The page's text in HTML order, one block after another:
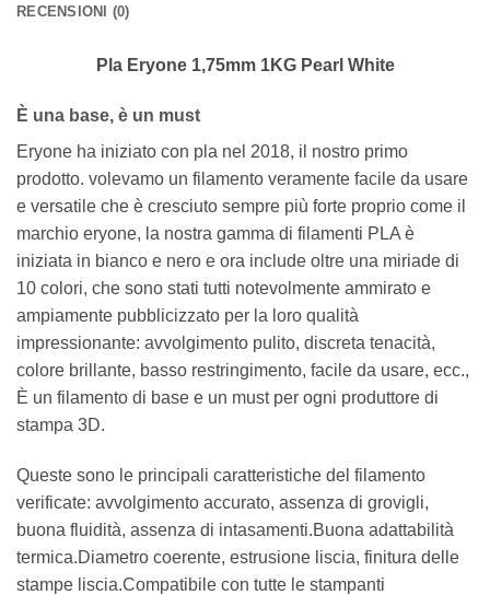
RECENSIONI (0)
Pla Eryone 1,75mm 1KG Pearl White
È una base, è un must
Eryone ha iniziato con pla nel 2018, il nostro primo
prodotto. volevamo un filamento veramente facile da usare
e versatile che è cresciuto sempre più forte proprio come il
marchio eryone, la nostra gamma di filamenti PLA è
iniziata in bianco e nero e ora include oltre una miriade di
10 colori, che sono stati tutti notevolmente ammirato e
ampiamente pubblicizzato per la loro qualità
impressionante: avvolgimento pulito, discreta tenacità,
colore brillante, basso restringimento, facile da usare, ecc.,
È un filamento di base e un must per ogni produttore di
stampa 3D.
Queste sono le principali caratteristiche del filamento
verificate: avvolgimento accurato, assenza di grovigli,
buona fluidità, assenza di intasamenti.Buona adattabilità
termica.Diametro coerente, estrusione liscia, finitura delle
stampe liscia.Compatibile con tutte le stampanti